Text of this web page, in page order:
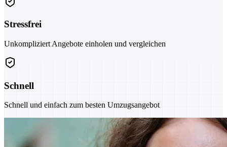
Stressfrei
Unkompliziert Angebote einholen und vergleichen
Schnell
Schnell und einfach zum besten Umzugsangebot